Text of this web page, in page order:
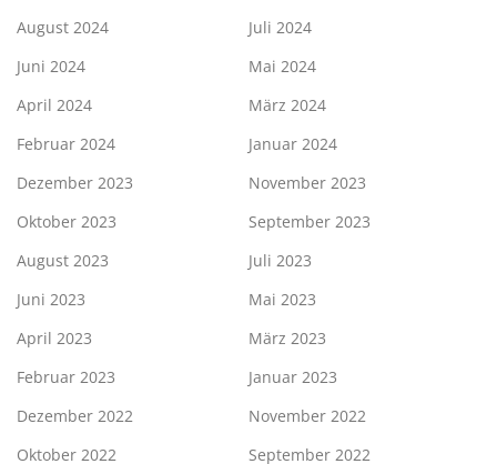
August 2024
Juli 2024
Juni 2024
Mai 2024
April 2024
März 2024
Februar 2024
Januar 2024
Dezember 2023
November 2023
Oktober 2023
September 2023
August 2023
Juli 2023
Juni 2023
Mai 2023
April 2023
März 2023
Februar 2023
Januar 2023
Dezember 2022
November 2022
Oktober 2022
September 2022